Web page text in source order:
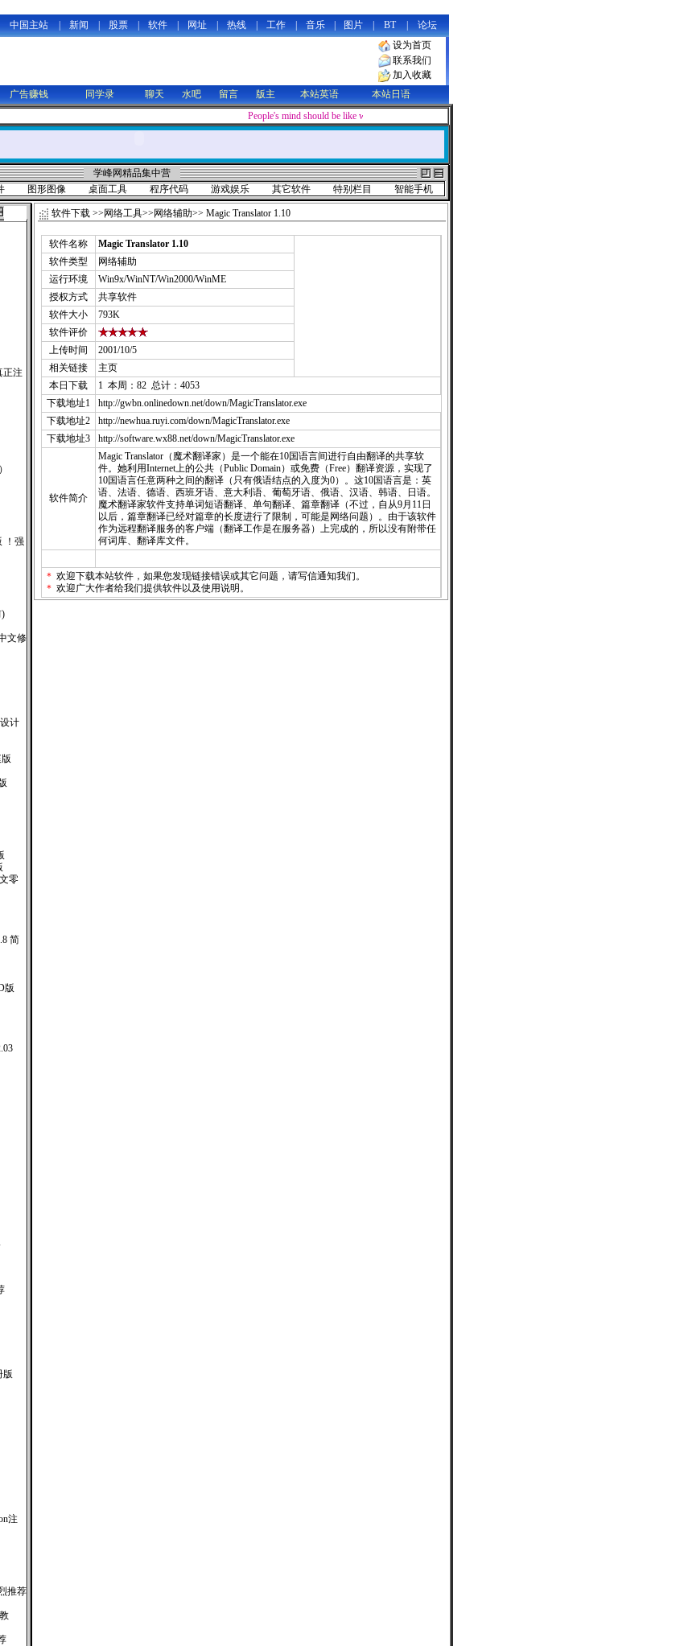
中国主站 新闻 股票 软件 网址 热线 工作 音乐 图片 BT
论坛
设为首页
联系我们
加入收藏
广告赚钱 同学录 聊天 水吧 留言 版主 本站英语
本站日语
People's mind should be like water, soft and supple in appearance, yet containing limitless power that cannot
学峰网精品集中营
图形图像 桌面工具 程序代码 游戏娱乐 其它软件 特别栏目
智能手机
正注
！强
)
文修
计
零
简
版
版
注
推荐
软件下载 >> 网络工具>> 网络辅助>> Magic Translator 1.10
软件名称
Magic Translator 1.10
软件类型
网络辅助
运行环境
Win9x/WinNT/Win2000/WinME
授权方式
共享软件
软件大小
793K
软件评价
上传时间
2001/10/5
相关链接
主页
本日下载
1 本周：82 总计：4053
下载地址1
http://gwbn.onlinedown.net/down/MagicTranslator.exe
下载地址2
http://newhua.ruyi.com/down/MagicTranslator.exe
下载地址3
http://software.wx88.net/down/MagicTranslator.exe
软件简介
Magic Translator（魔术翻译家）是一个能在10国语言间进行自由翻译的共享软
件。她利用Internet上的公共（Public Domain）或免费（Free）翻译资源，实现了
10国语言任意两种之间的翻译（只有俄语结点的入度为0）。这10国语言是：英
语、法语、德语、西班牙语、意大利语、葡萄牙语、俄语、汉语、韩语、日语。
魔术翻译家软件支持单词短语翻译、单句翻译、篇章翻译（不过，自从9月11日
以后，篇章翻译已经对篇章的长度进行了限制，可能是网络问题）。由于该软件
作为远程翻译服务的客户端（翻译工作是在服务器）上完成的，所以没有附带任
何词库、翻译库文件。
＊ 欢迎下载本站软件，如果您发现链接错误或其它问题，请写信通知我们。
＊ 欢迎广大作者给我们提供软件以及使用说明。